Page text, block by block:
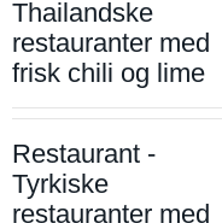
Thailandske
restauranter med
frisk chili og lime
Restaurant -
Tyrkiske
restauranter med